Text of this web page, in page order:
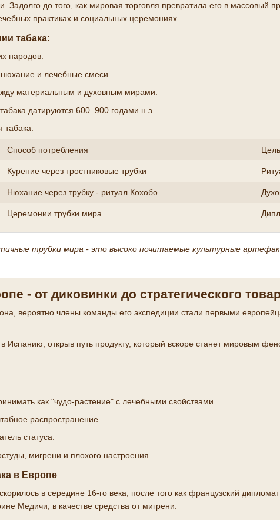
Задолго до того, как мировая торговля превратила его в массовый
практиках и социальных церемониях.
табака:
народов.
и лечебные смеси.
материальным и духовным мирами.
датируются 600–900 годами н.э.
табака:
Способ потребления Цель
Курение через тростниковые трубки
Нюхание через трубку - ритуал Кохобо
Церемонии трубки мира
трубки мира - это высоко почитаемые культурные
- от диковинки до стратегического
вероятно члены команды его экспедиции стали первыми
Испанию, открыв путь продукту, который вскоре станет мировым
как "чудо-растение" с лечебными свойствами.
распространение.
статуса.
мигрени и плохого настроения.
в Европе
в середине 16-го века, после того как французский
Медичи, в качестве средства от мигрени.